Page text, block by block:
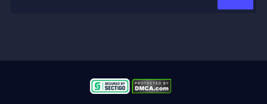
인사이트 보고서